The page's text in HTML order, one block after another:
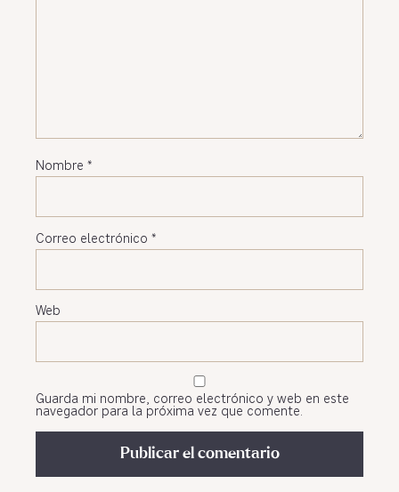
Nombre *
Correo electrónico *
Web
Guarda mi nombre, correo electrónico y web en este
navegador para la próxima vez que comente.